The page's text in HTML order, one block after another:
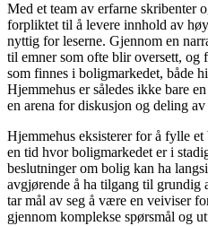
Med et team av erfarne skribenter
forpliktet til å levere innhold av
nyttig for leserne. Gjennom en
til emner som ofte blir oversett, og
som finnes i boligmarkedet, både
Hjemmehus er således ikke bare
en arena for diskusjon og deling av
Hjemmehus eksisterer for å fylle
en tid hvor boligmarkedet er i
beslutninger om bolig kan ha
avgjørende å ha tilgang til grundig
tar mål av seg å være en veiviser
gjennom komplekse spørsmål og